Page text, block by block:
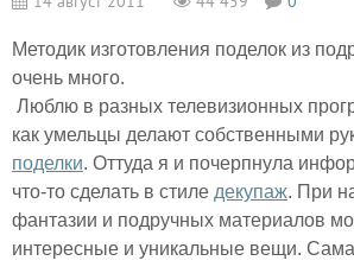
Методик изготовления поделок из
очень много.
Люблю в разных телевизионных
как умельцы делают собственными
поделки. Оттуда я и почерпнула
что-то сделать в стиле декупаж. При
фантазии и подручных материалов
интересные и уникальные вещи. Сама